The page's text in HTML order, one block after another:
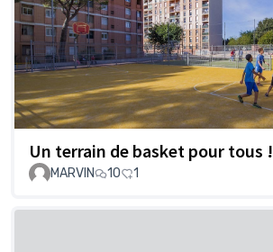
Un terrain de basket pour tous !
MARVIN
10 1